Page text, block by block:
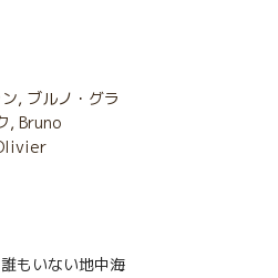
, ブルノ・グラ
, Bruno
もいない地中海